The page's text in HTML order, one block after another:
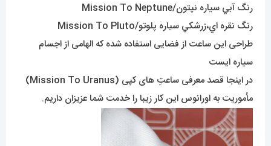
رنگ آبي سياره نپتون/Mission To Neptune
رنگ نقره اي،زرشکي سياره پلوتو/Mission To Pluto
طراحی این ساعت از فضایی استفاده شده که الهامی از اجسام
سیاره ایست
در اینجا قصد معرفی ساعتِ های کپی (Mission To Uranus)
مأموریت به اورانوس این کار زیبا را خدمت شما عزیزان داریم.